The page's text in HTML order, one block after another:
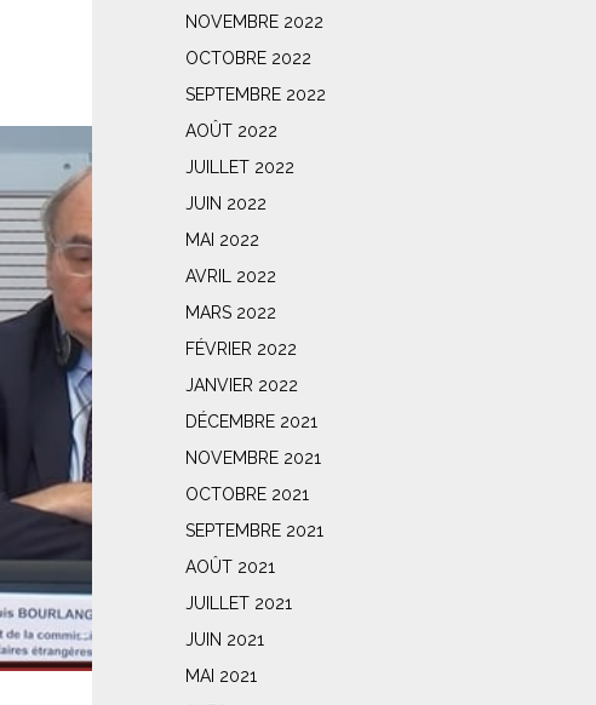
NOVEMBRE 2022
OCTOBRE 2022
SEPTEMBRE 2022
AOÛT 2022
JUILLET 2022
JUIN 2022
MAI 2022
AVRIL 2022
MARS 2022
FÉVRIER 2022
JANVIER 2022
DÉCEMBRE 2021
NOVEMBRE 2021
OCTOBRE 2021
SEPTEMBRE 2021
AOÛT 2021
JUILLET 2021
JUIN 2021
MAI 2021